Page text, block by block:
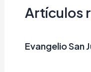
Artículos
Evangelio San